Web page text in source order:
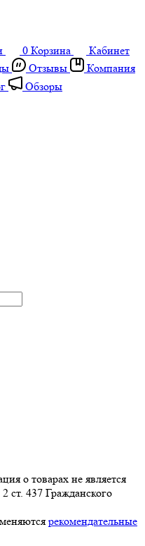
0 Корзина
Кабинет
Отзывы
Компания
Обзоры
о товарах не является
ст. 437 Гражданского
рекомендательные